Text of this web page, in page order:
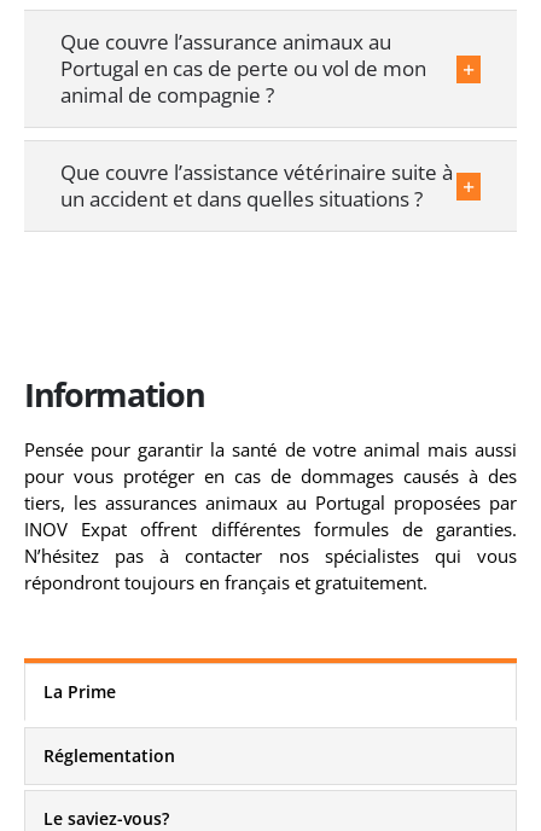
Que couvre l’assurance animaux au
Portugal en cas de perte ou vol de mon
animal de compagnie ?
Que couvre l’assistance vétérinaire suite à
un accident et dans quelles situations ?
Information
Pensée pour garantir la santé de votre animal mais aussi
pour vous protéger en cas de dommages causés à des
tiers, les assurances animaux au Portugal proposées par
INOV Expat offrent différentes formules de garanties.
N’hésitez pas à contacter nos spécialistes qui vous
répondront toujours en français et gratuitement.
La Prime
Réglementation
Le saviez-vous?